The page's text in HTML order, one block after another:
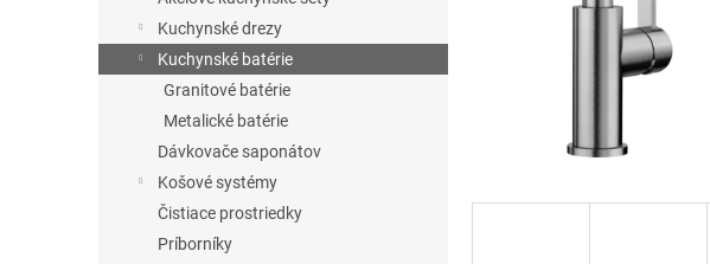
Kuchynské drezy
Kuchynské batérie
Granitové batérie
Metalické batérie
Dávkovače saponátov
Košové systémy
Čistiace prostriedky
Príborníky